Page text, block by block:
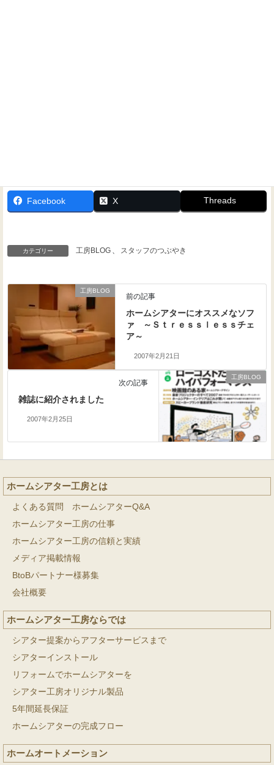
Facebook X Threads
カテゴリー 工房BLOG スタッフのつぶやき
工房BLOG
前の記事
ホームシアターにオススメなソフ
ァ ～Ｓｔｒｅｓｓｌｅｓｓチェ
ア～
2007年2月21日
工房BLOG
次の記事
雑誌に紹介されました
2007年2月25日
ホームシアター工房とは
よくある質問 ホームシアターQ&A
ホームシアター工房の仕事
ホームシアター工房の信頼と実績
メディア掲載情報
BtoBパートナー様募集
会社概要
ホームシアター工房ならでは
シアター提案からアフターサービスまで
シアターインストール
リフォームでホームシアターを
シアター工房オリジナル製品
5年間延長保証
ホームシアターの完成フロー
ホームオートメーション